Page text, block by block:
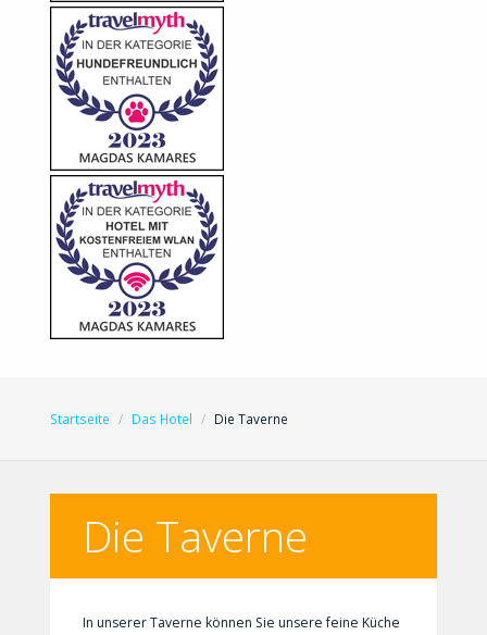
Startseite Das Hotel Die Taverne
Die Taverne
In unserer Taverne können Sie unsere feine Küche